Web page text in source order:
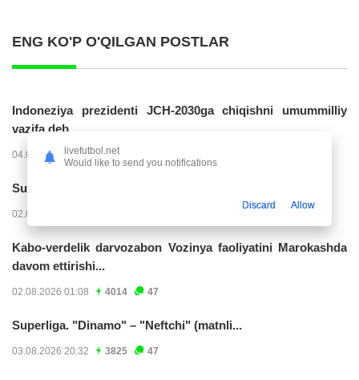
ENG KO'P O'QILGAN POSTLAR
Indoneziya prezidenti JCH-2030ga chiqishni umummilliy
vazifa deb...
04.08.2026 02:11 14316
Superliga. “Buxoro” - “Lokomotiv”...
02.08.2026 03:08
Kabo-verdelik darvozabon Vozinya faoliyatini Marokashda
davom ettirishi...
02.08.2026 01:08 4014 47
Superliga. "Dinamo" – "Neftchi" (matnli...
03.08.2026 20:32 3825 47
livefutbol.net
Would like to send you notifications
Discard Allow